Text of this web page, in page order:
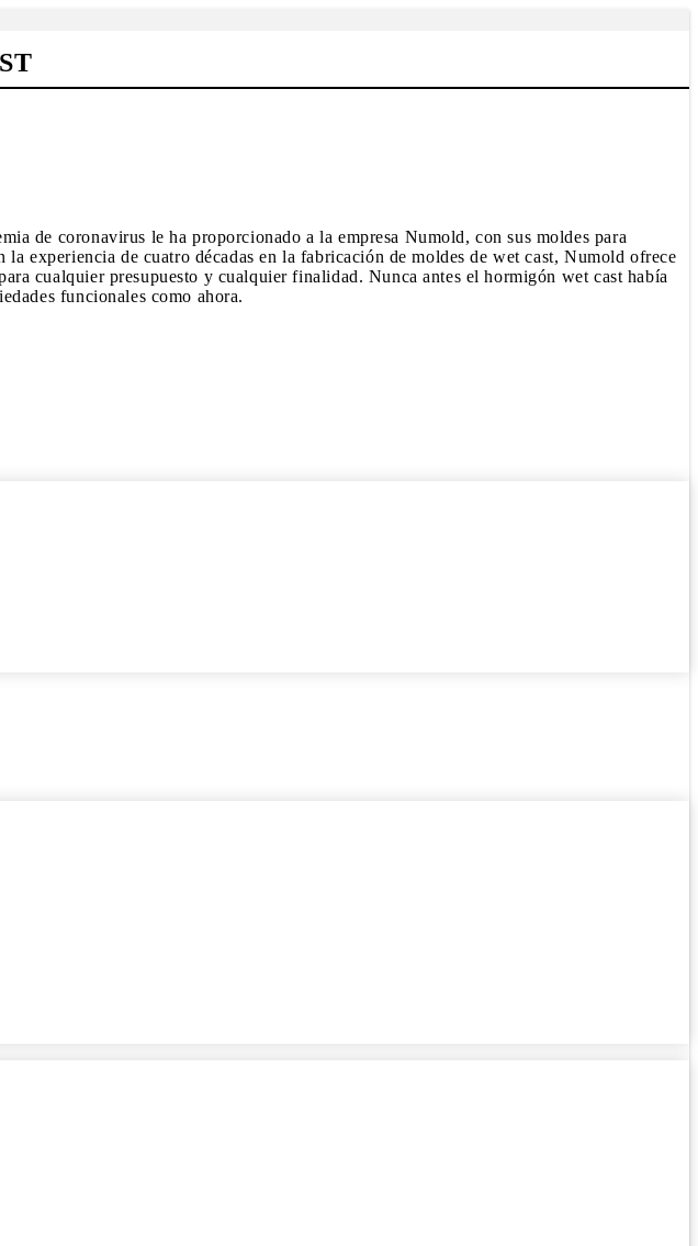
de coronavirus le ha proporcionado a la empresa Numold, con sus moldes para
experiencia de cuatro décadas en la fabricación de moldes de wet cast, Numold ofrece
cualquier presupuesto y cualquier finalidad. Nunca antes el hormigón wet cast había
funcionales como ahora.